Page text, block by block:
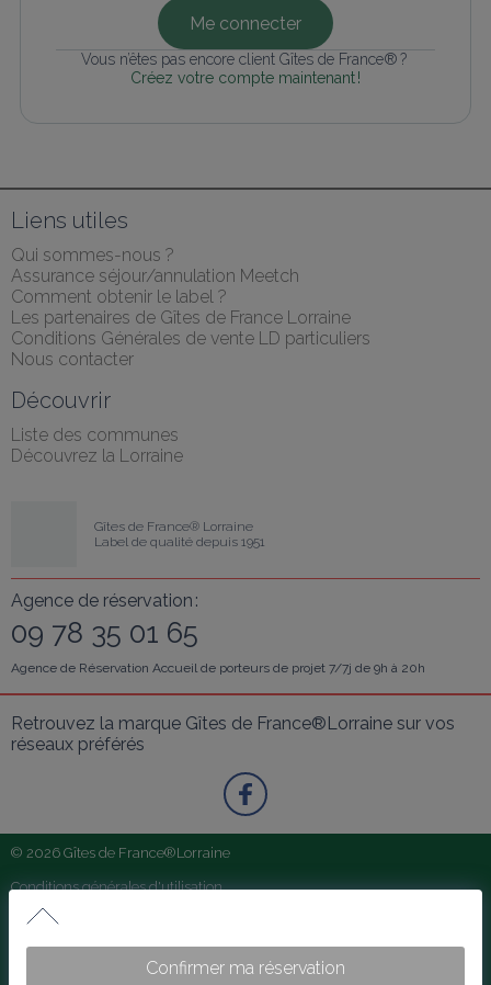
Me connecter
Vous n’êtes pas encore client Gîtes de France® ?
Créez votre compte maintenant !
Liens utiles
Qui sommes-nous ?
Assurance séjour/annulation Meetch
Comment obtenir le label ?
Les partenaires de Gîtes de France Lorraine
Conditions Générales de vente LD particuliers
Nous contacter
Découvrir
Liste des communes
Découvrez la Lorraine
Gîtes de France® Lorraine
Label de qualité depuis 1951
Agence de réservation :
09 78 35 01 65
Agence de Réservation Accueil de porteurs de projet 7/7j de 9h à 20h
Retrouvez la marque Gîtes de France®Lorraine sur vos
réseaux préférés
© 2026 Gîtes de France®Lorraine
Conditions générales d'utilisation
Conditions générales de vente
De la Tour
Grand gîte au calme, à proximité de Metz.
Confirmer ma réservation